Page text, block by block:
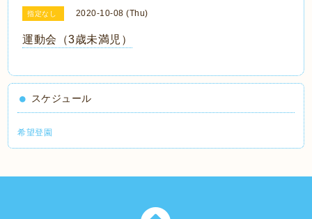
指定なし 2020-10-08 (Thu)
運動会（3歳未満児）
スケジュール
希望登園